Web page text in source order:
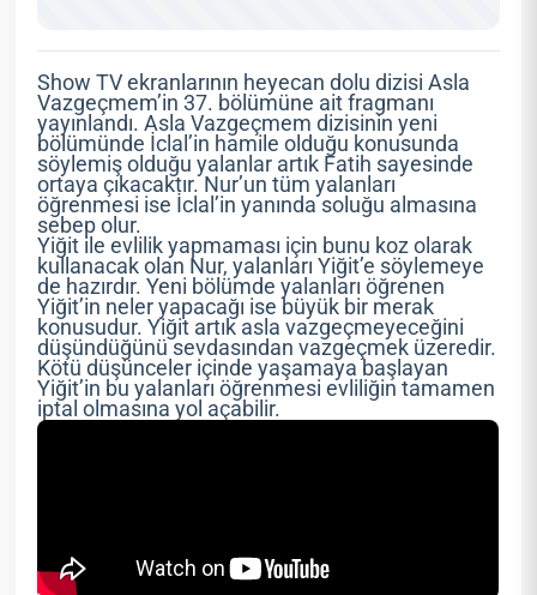
Show TV ekranlarının heyecan dolu dizisi Asla
Vazgeçmem’in 37. bölümüne ait fragmanı
yayınlandı. Asla Vazgeçmem dizisinin yeni
bölümünde İclal’in hamile olduğu konusunda
söylemiş olduğu yalanlar artık Fatih sayesinde
ortaya çıkacaktır. Nur’un tüm yalanları
öğrenmesi ise İclal’in yanında soluğu almasına
sebep olur.
Yiğit ile evlilik yapmaması için bunu koz olarak
kullanacak olan Nur, yalanları Yiğit’e söylemeye
de hazırdır. Yeni bölümde yalanları öğrenen
Yiğit’in neler yapacağı ise büyük bir merak
konusudur. Yiğit artık asla vazgeçmeyeceğini
düşündüğünü sevdasından vazgeçmek üzeredir.
Kötü düşünceler içinde yaşamaya başlayan
Yiğit’in bu yalanları öğrenmesi evliliğin tamamen
iptal olmasına yol açabilir.